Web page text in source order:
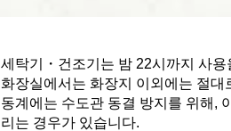
세탁기・건조기는 밤 22시까지 사용
화장실에서는 화장지 이외에는 절대
동계에는 수도관 동결 방지를 위해,
리는 경우가 있습니다.